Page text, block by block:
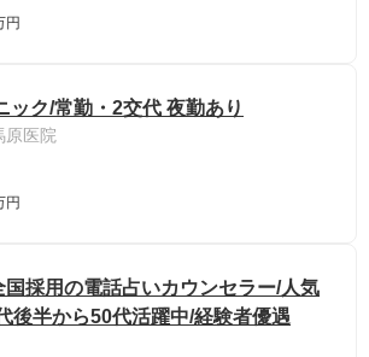
円
ック/常勤・2交代 夜勤あり
原医院
円
国採用の電話占いカウンセラー/人気
後半から50代活躍中/経験者優遇